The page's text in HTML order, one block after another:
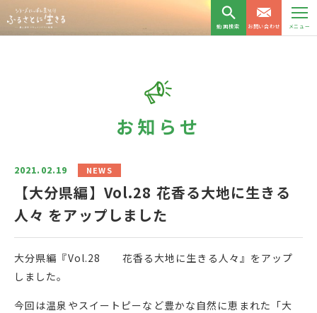
動画検索 お問い合わせ メニュー
お知らせ
2021.02.19 NEWS
【大分県編】Vol.28 花香る大地に生きる
人々 をアップしました
大分県編『Vol.28 花香る大地に生きる人々』をアップ
しました。
今回は温泉やスイートピーなど豊かな自然に恵まれた「大